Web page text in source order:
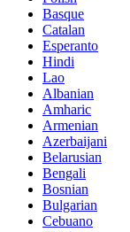
Basque
Catalan
Esperanto
Hindi
Lao
Albanian
Amharic
Armenian
Azerbaijani
Belarusian
Bengali
Bosnian
Bulgarian
Cebuano